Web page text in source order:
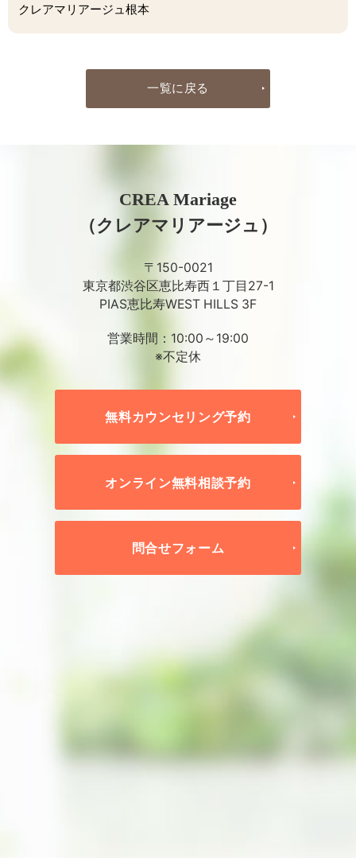
クレアマリアージュ根本
一覧に戻る
CREA Mariage
（クレアマリアージュ）
〒150-0021
東京都渋谷区恵比寿西１丁目27-1
PIAS恵比寿WEST HILLS 3F
営業時間：10:00～19:00
※不定休
無料カウンセリング予約
オンライン無料相談予約
問合せフォーム